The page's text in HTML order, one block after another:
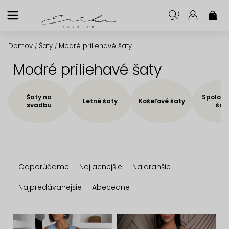
na
Domov / Šaty / Modré priliehavé šaty
Modré priliehavé šaty
Šaty na
svadbu
Letné šaty Košeľové šaty
a
d
n
Odporúčame Najlacnejšie
Najdrahšie
Najpredávanejšie
Abecedne
V